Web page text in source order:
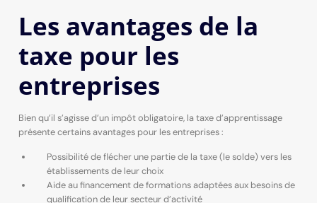
Les avantages de la
taxe pour les
entreprises
Bien qu’il s’agisse d’un impôt obligatoire, la taxe d’apprentissage
présente certains avantages pour les entreprises :
Possibilité de flécher une partie de la taxe (le solde) vers les
établissements de leur choix
Aide au financement de formations adaptées aux besoins de
qualification de leur secteur d’activité